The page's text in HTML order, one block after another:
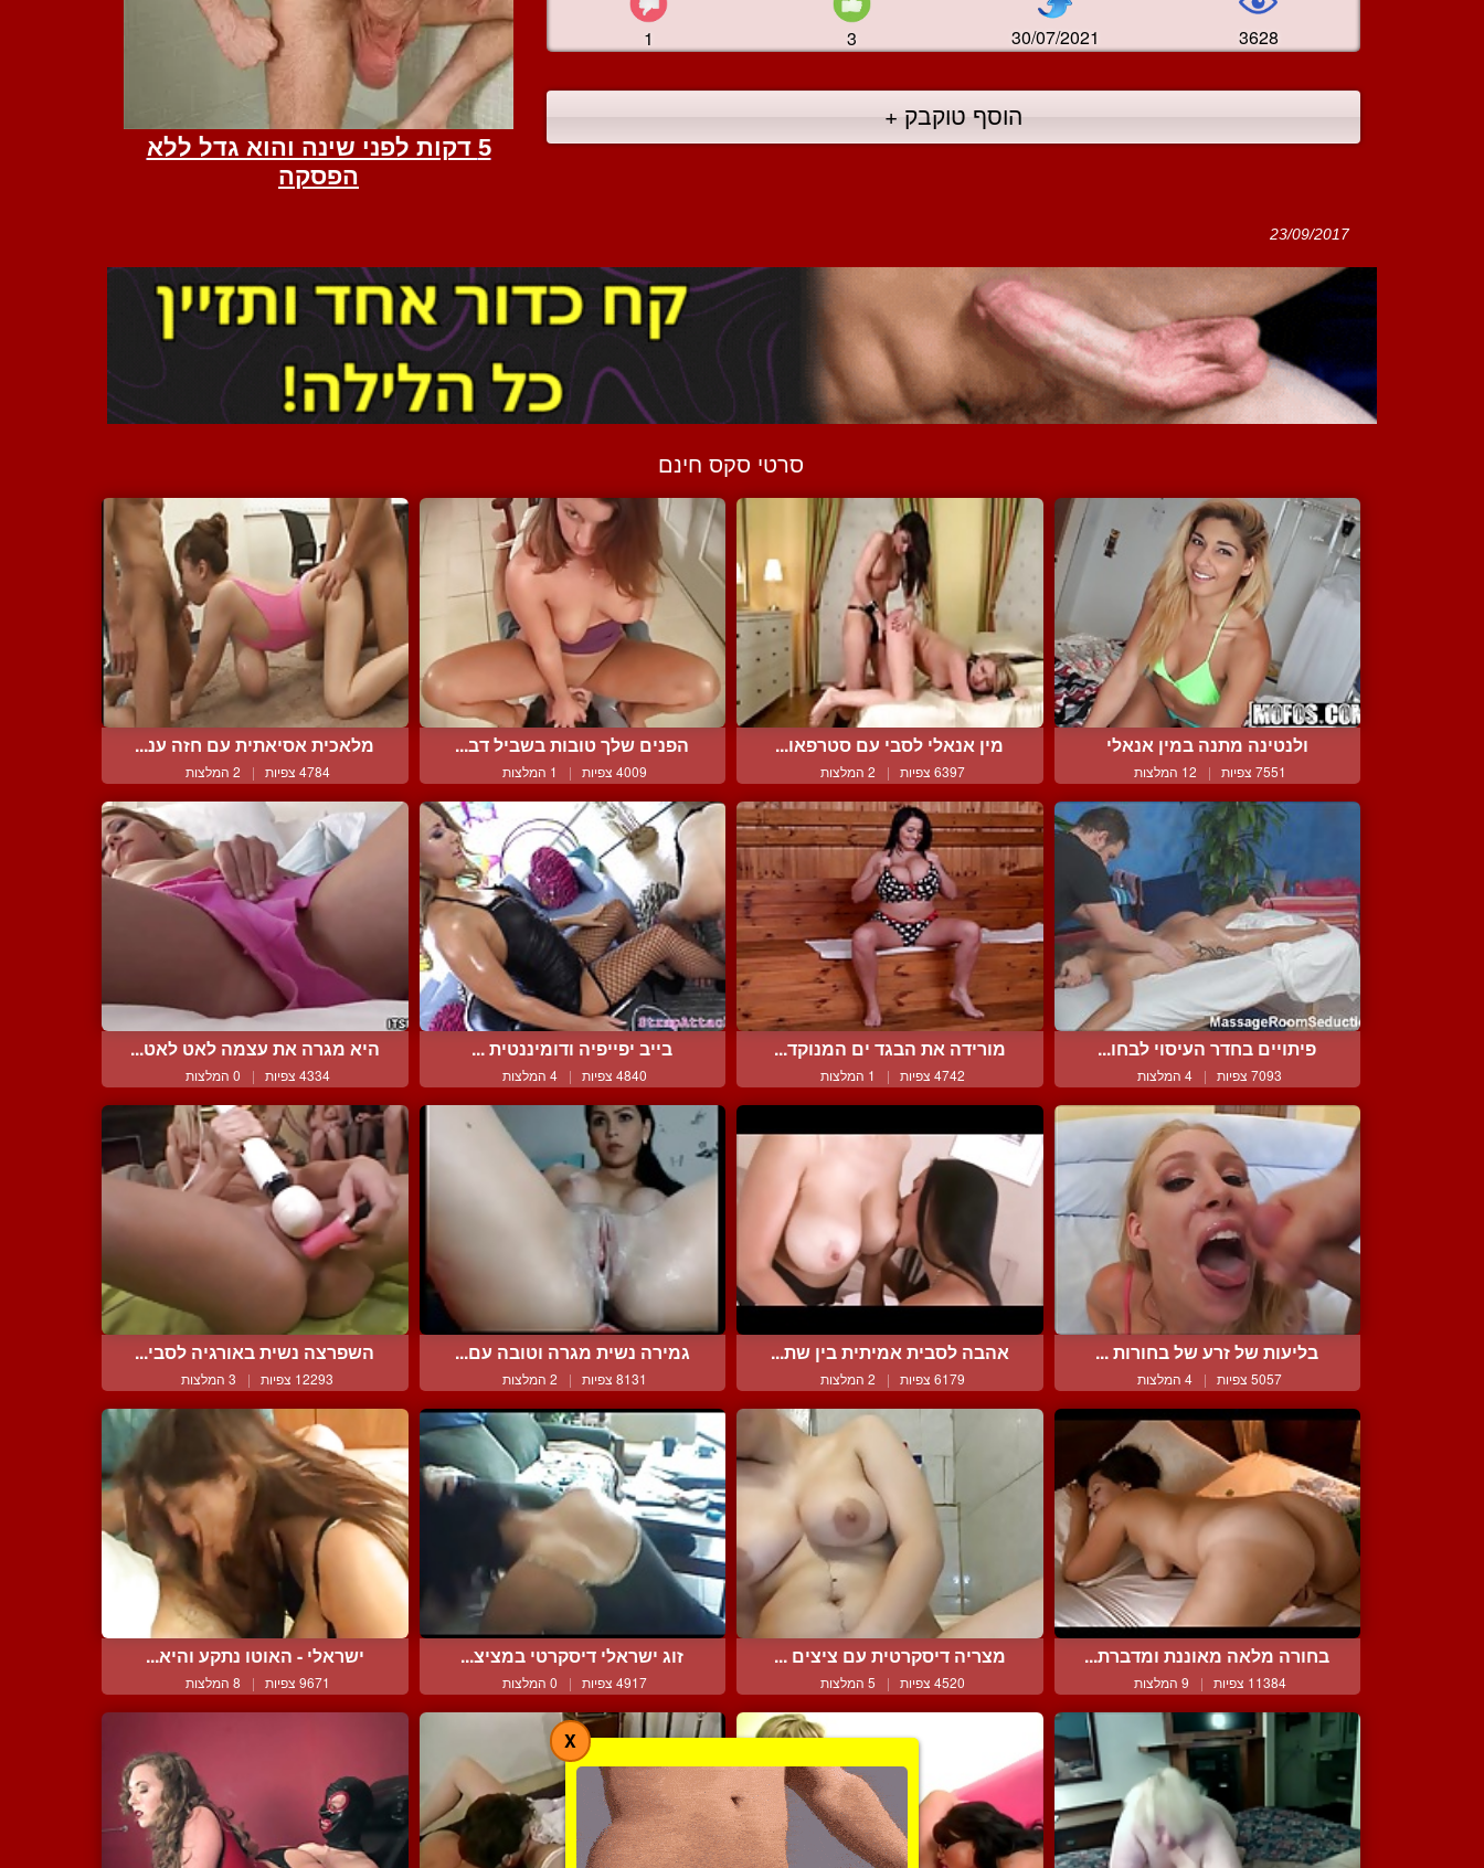
1 3 30/07/2021 3628
הוסף טוקבק +
23/09/2017
סרטי סקס חינם
ולנטינה מתנה במין אנאלי
7551 צפיות | 12 המלצות
מין אנאלי לסבי עם סטרפאו...
6397 צפיות | 2 המלצות
הפנים שלך טובות בשביל דב...
4009 צפיות | 1 המלצות
מלאכית אסיאתית עם חזה ענ...
4784 צפיות | 2 המלצות
פיתויים בחדר העיסוי לבחו...
7093 צפיות | 4 המלצות
מורידה את הבגד ים המנוקד...
4742 צפיות | 1 המלצות
בייב יפייפיה ודומיננטית ...
4840 צפיות | 4 המלצות
היא מגרה את עצמה לאט לאט...
4334 צפיות | 0 המלצות
בליעות של זרע של בחורות ...
5057 צפיות | 4 המלצות
אהבה לסבית אמיתית בין שת...
6179 צפיות | 2 המלצות
גמירה נשית מגרה וטובה עם...
8131 צפיות | 2 המלצות
השפרצה נשית באורגיה לסבי...
12293 צפיות | 3 המלצות
בחורה מלאה מאוננת ומדברת...
11384 צפיות | 9 המלצות
מצריה דיסקרטית עם ציצים ...
4520 צפיות | 5 המלצות
זוג ישראלי דיסקרטי במציצ...
4917 צפיות | 0 המלצות
ישראלי - האוטו נתקע והיא...
9671 צפיות | 8 המלצות
X